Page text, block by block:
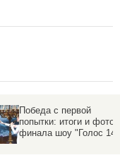
«Битва экстрасенсов»
собрала более 13
миллионов рублей на